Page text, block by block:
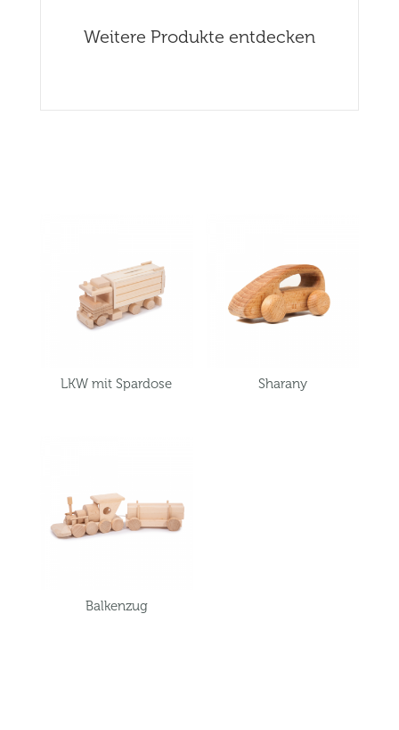
Weitere Produkte entdecken
LKW mit Spardose Sharany
Balkenzug